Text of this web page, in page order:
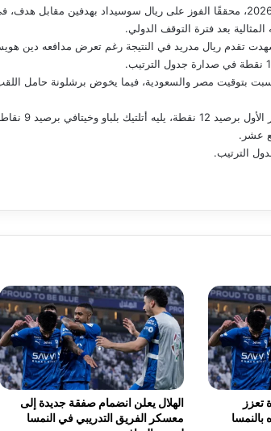
استأنف فريق ريال مدريد مشواره في بطولة الدوري الإسباني موسم 2025-2026، محققًا الفوز على
بعد فترة التوقف الدولي.
بتوقيت مصر والسعودية، فيما يخوض برشلونة حامل
وجاء ترتيب
الترتيب.
الهلال يعلن انضمام صفقة جديدة إلى
معسكر الفريق التدريبي في النمسا
تعزز